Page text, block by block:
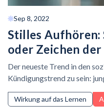
Sep 8, 2022
Stilles Aufhören:
oder Zeichen der
Der neueste Trend in den
Kündigungstrend zu sein:
Wirkung auf das Lernen